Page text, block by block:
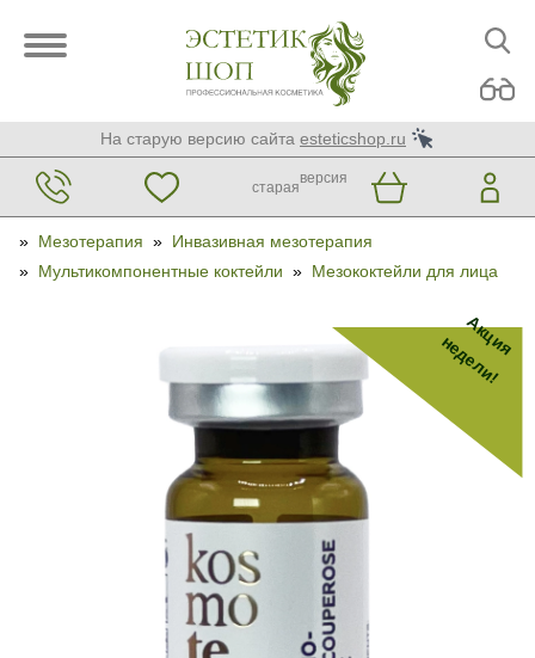
На старую версию сайта esteticshop.ru
старая
версия
» Мезотерапия » Инвазивная мезотерапия
» Мультикомпонентные коктейли » Мезококтейли для лица
Акция
недели!